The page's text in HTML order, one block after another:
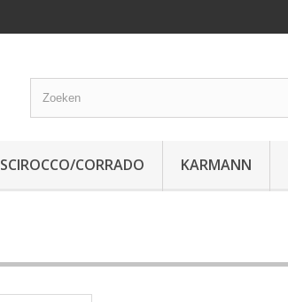
SCIROCCO/CORRADO KARMANN